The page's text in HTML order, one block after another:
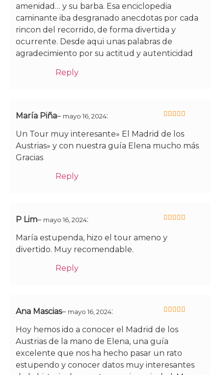
amenidad… y su barba. Esa enciclopedia
caminante iba desgranado anecdotas por cada
rincon del recorrido, de forma divertida y
ocurrente. Desde aqui unas palabras de
agradecimiento por su actitud y autenticidad
Reply
María Piña– mayo 16, 2024:
Un Tour muy interesante» El Madrid de los
Austrias» y con nuestra guía Elena mucho más
Gracias
Reply
P Lim– mayo 16, 2024:
María estupenda, hizo el tour ameno y
divertido. Muy recomendable.
Reply
Ana Mascias– mayo 16, 2024:
Hoy hemos ido a conocer el Madrid de los
Austrias de la mano de Elena, una guía
excelente que nos ha hecho pasar un rato
estupendo y conocer datos muy interesantes